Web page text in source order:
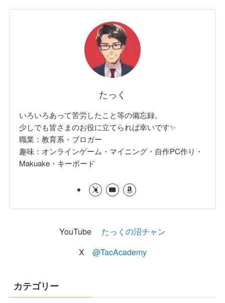
たっく
いろいろあって苦労したこと等の備忘録。
少しでも皆さまのお役に立てられば幸いです✨
職業：教育系・ブロガー
趣味：オンラインゲーム・マイニング・自作PC作り・
Makuake・キーボード
YouTube たっくの沼チャン
X @TacAcademy
カテゴリー